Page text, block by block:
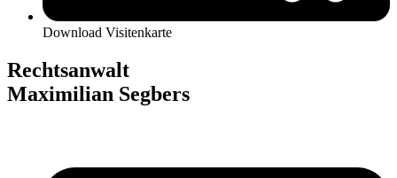
Download Visitenkarte
Rechtsanwalt
Maximilian Segbers